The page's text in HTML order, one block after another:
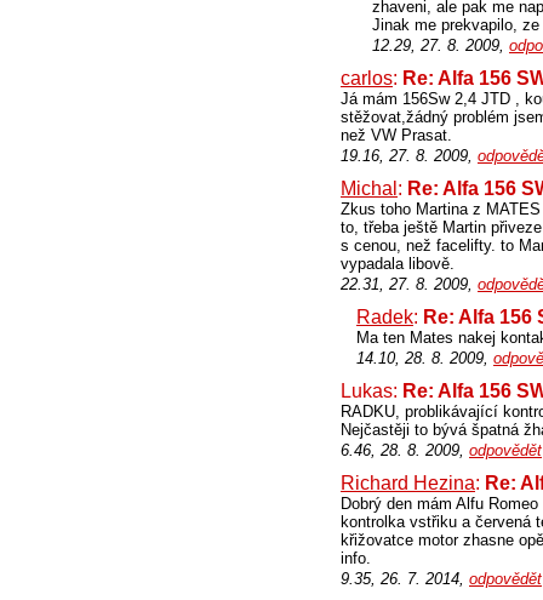
zhaveni, ale pak me
Jinak me prekvapilo,
12.29, 27. 8. 2009,
carlos: Re: Alfa 156
Já mám 156Sw 2,4 JTD ,
stěžovat,žádný problém
než VW Prasat.
19.16, 27. 8. 2009,
Michal : Re: Alfa 156
Zkus toho Martina z
to, třeba ještě Martin
s cenou, než facelifty. to
vypadala libově.
22.31, 27. 8. 2009,
Radek: Re: Alfa 156
Ma ten Mates nakej
14.10, 28. 8. 2009,
Lukas: Re: Alfa 156
RADKU, problikávající
Nejčastěji to bývá špatná
6.46, 28. 8. 2009, odpovědět
Richard Hezina: Re:
Dobrý den mám Alfu
kontrolka vstřiku a červená
křižovatce motor zhasne
info.
9.35, 26. 7. 2014, odpovědět